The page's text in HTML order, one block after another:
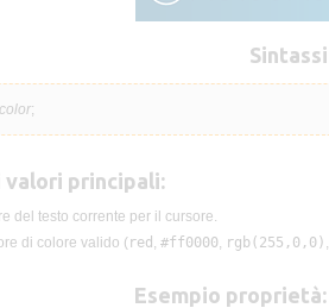
Sintassi
;
principali:
del testo corrente per il cursore.
di colore valido (red , #ff0000, rgb(255,0,0)
Esempio